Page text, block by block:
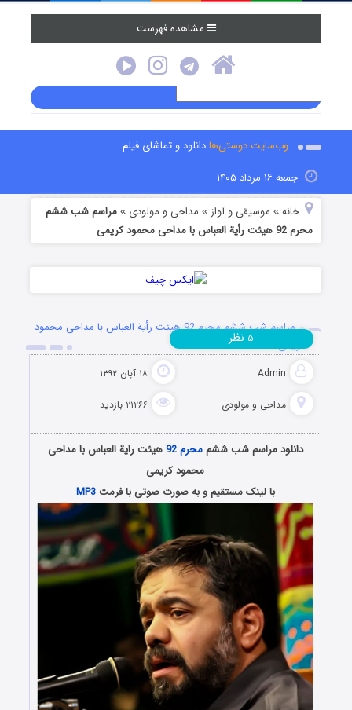
مشاهده فهرست
وب‌سایت دوستی‌هادانلود و تماشای فیلم
جمعه ۱۶ مرداد ۱۴۰۵
خانه » موسیقی و آواز » مداحی و مولودی »مراسم شب ششم
محرم 92 هیئت رأیة العباس با مداحی محمود کریمی
مراسم شب ششم محرم 92 هیئت رأیة العباس با مداحی محمود
کریمی
Admin ۱۸ آبان ۱۳۹۲
مداحی و مولودی ۲۱۲۶۶ بازدید
۵ نظر
دانلود مراسم شب ششممحرم 92
هیئت رایة العباس با مداحی
محمود کریمی
با لینک مستقیم و به صورت صوتی با فرمتMP3